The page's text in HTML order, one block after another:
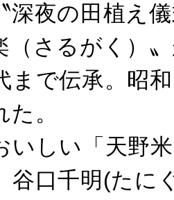
深夜の田植え
（さるがく）
まで伝承。昭
。
いしい「天野
谷口千明(たに